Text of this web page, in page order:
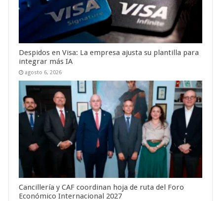
Despidos en Visa: La empresa ajusta su plantilla para
integrar más IA
agosto 6, 2026
Cancillería y CAF coordinan hoja de ruta del Foro
Económico Internacional 2027